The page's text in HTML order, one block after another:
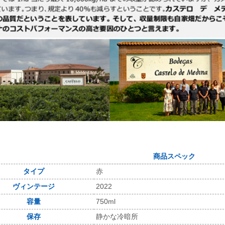
商品スペック
タイプ
赤
ヴィンテージ
2022
容量
750ml
保存
静かな冷暗所